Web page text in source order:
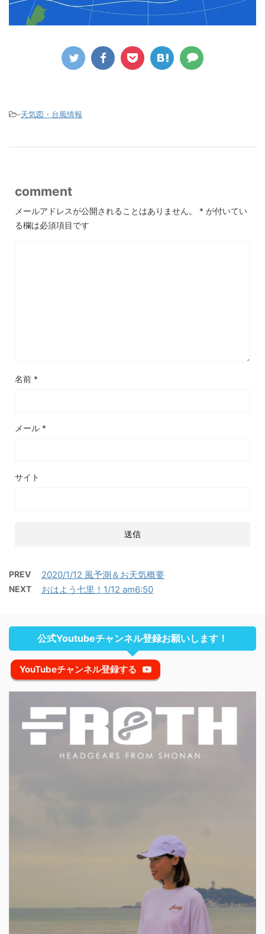
-天気図・台風情報
comment
メールアドレスが公開されることはありません。 * が付いてい
る欄は必須項目です
名前 *
メール *
サイト
PREV 2020/1/12 風予測＆お天気概要
NEXT おはよう七里！1/12 am6:50
公式Youtubeチャンネル登録お願いします！
YouTubeチャンネル登録する